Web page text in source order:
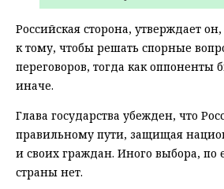
Российская сторона, утверждает
к тому, чтобы решать спорные
переговоров, тогда как оппоненты
иначе.
Глава государства убежден, что
правильному пути, защищая
и своих граждан. Иного выбора, по
страны нет.